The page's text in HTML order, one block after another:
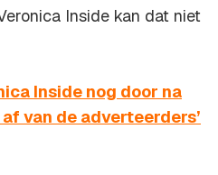
Inside kan dat niet
Inside nog door na
van de adverteerders’